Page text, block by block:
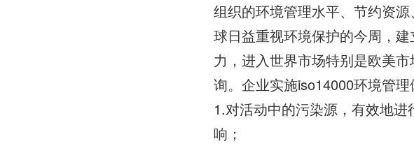
组织的环境管理水平、节约资
球日益重视环境保护的今周，
力，进入世界市场特别是欧美
询。企业实施iso14000环境管
1.对活动中的污染源，有效地
响；